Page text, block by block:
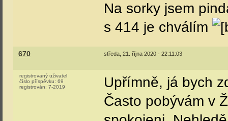
Na sorky jsem
s 414 je chválím
670 středa, 21. října 2020 - 22:11:03
registrovaný uživatel
číslo příspěvku: 69
registrován: 7-2019
Upřímně, já bych
Často pobývám v